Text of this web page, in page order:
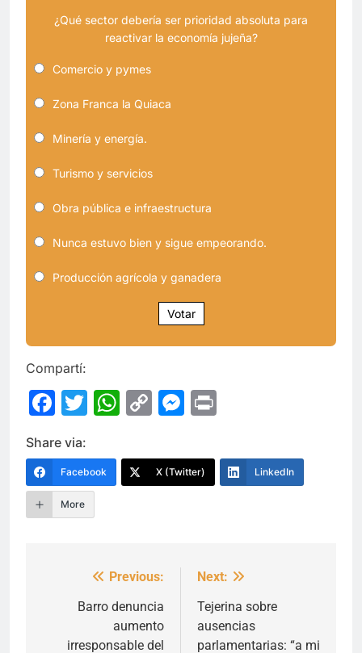
¿Qué sector debería ser prioridad absoluta para
reactivar la economía jujeña?
Comercio y pymes
Zona Franca la Quiaca
Minería y energía.
Turismo y servicios
Obra pública e infraestructura
Nunca estuvo bien y sigue empeorando.
Producción agrícola y ganadera
Votar
Compartí:
Facebook
Twitter
WhatsApp
CopyMessenger
Share via:
Facebook X (Twitter) LinkedIn
More
Navegación
entradas
Previous:
Barro denuncia
aumento
irresponsable del
Next:
Tejerina sobre
ausencias
parlamentarias: “a mi